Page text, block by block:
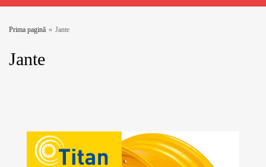
Prima pagină » Jante
Jante